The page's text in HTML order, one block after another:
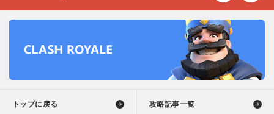
トップに戻る 攻略記事一覧